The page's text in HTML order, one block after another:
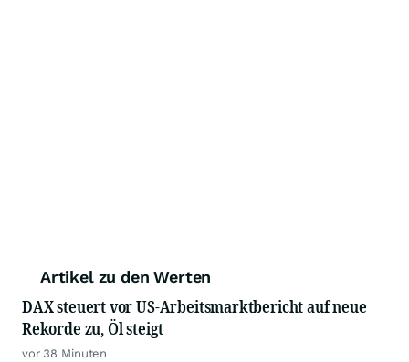
Artikel zu den Werten
DAX steuert vor US-Arbeitsmarktbericht auf neue
Rekorde zu, Öl steigt
vor 38 Minuten